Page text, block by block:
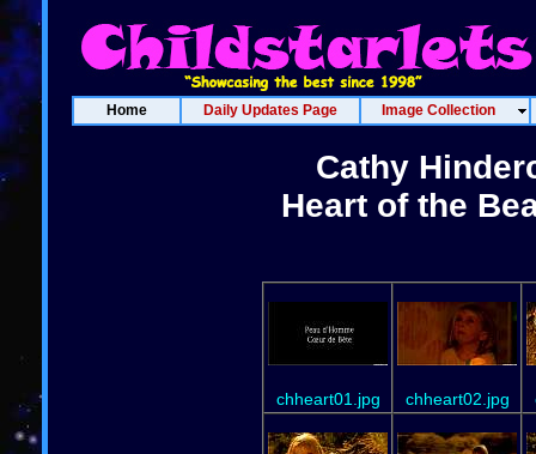
Home Daily Updates Page Image Collection
Cathy
Heart of the
chheart01.jpg chheart02.jpg